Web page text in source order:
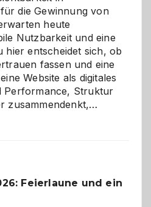
die Gewinnung von
heute
Nutzbarkeit und eine
hier entscheidet sich, ob
fassen und eine
Website als digitales
Performance, Struktur
zusammendenkt,…
geworden
Feierlaune und ein